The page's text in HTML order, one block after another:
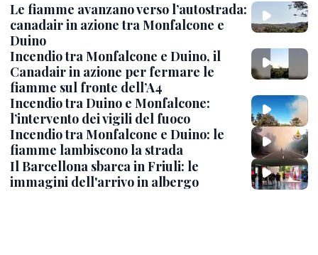
Le fiamme avanzano verso l’autostrada:
canadair in azione tra Monfalcone e
Duino
Incendio tra Monfalcone e Duino, il
Canadair in azione per fermare le
fiamme sul fronte dell’A4
Incendio tra Duino e Monfalcone:
l’intervento dei vigili del fuoco
Incendio tra Monfalcone e Duino: le
fiamme lambiscono la strada
Il Barcellona sbarca in Friuli: le
immagini dell'arrivo in albergo